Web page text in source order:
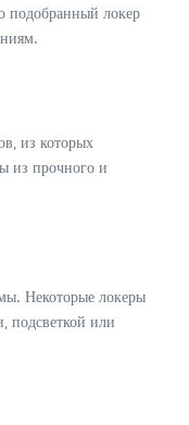
подобранный локер
из которых
из прочного и
Некоторые локеры
подсветкой или